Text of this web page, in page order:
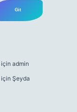
için admin
için Şeyda